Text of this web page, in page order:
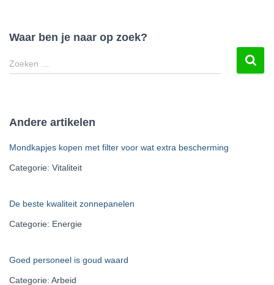
Waar ben je naar op zoek?
Z
o
n
a
a
Zoeken …
Andere artikelen
Mondkapjes kopen met filter voor wat extra bescherming
Categorie: Vitaliteit
De beste kwaliteit zonnepanelen
Categorie: Energie
Goed personeel is goud waard
Categorie: Arbeid